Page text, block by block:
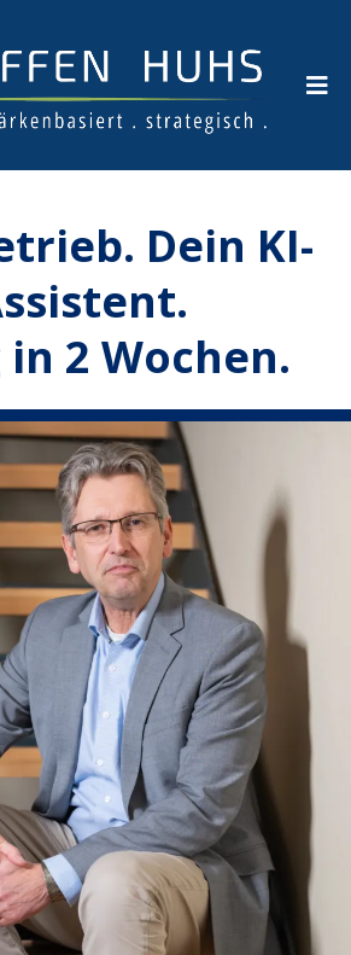
Dein KI-
2 Wochen.